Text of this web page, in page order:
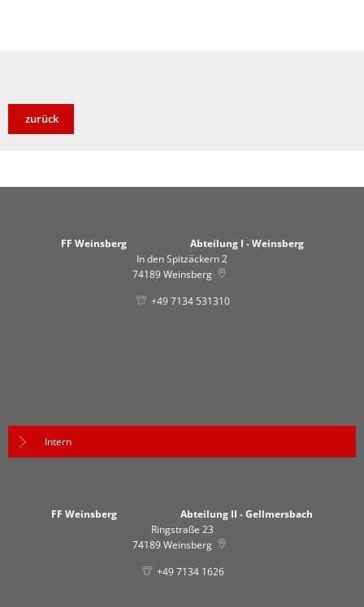
zurück
FF Weinsberg Abteilung I - Weinsberg
In den Spitzäckern 2
74189Weinsberg
+49 7134 531310
Intern
FF Weinsberg Abteilung II - Gellmersbach
Ringstraße 23
74189Weinsberg
+49 7134 1626